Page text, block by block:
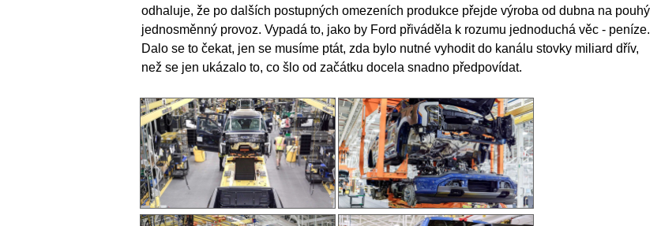
odhaluje, že po dalších postupných omezeních produkce přejde výroba od dubna na pouhý
jednosměnný provoz. Vypadá to, jako by Ford přiváděla k rozumu jednoduchá věc - peníze.
Dalo se to čekat, jen se musíme ptát, zda bylo nutné vyhodit do kanálu stovky miliard dřív,
než se jen ukázalo to, co šlo od začátku docela snadno předpovídat.